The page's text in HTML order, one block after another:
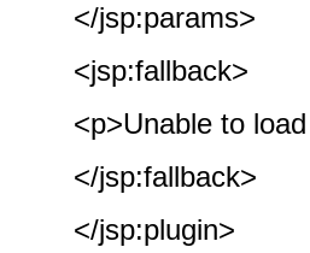
</jsp:params>
<jsp:fallback>
<p>Unable to load
</jsp:fallback>
</jsp:plugin>